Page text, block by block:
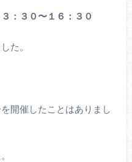
：３０〜１６：３０
た。
開催したことはありまし